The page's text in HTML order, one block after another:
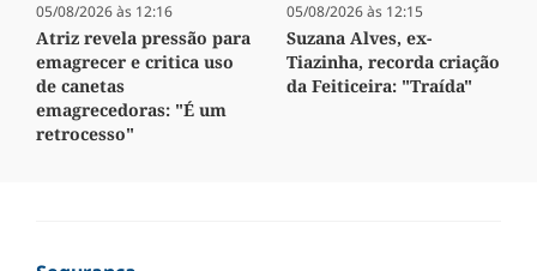
05/08/2026 às 12:16
Atriz revela pressão para
emagrecer e critica uso
de canetas
emagrecedoras: "É um
retrocesso"
05/08/2026 às 12:15
Suzana Alves, ex-
Tiazinha, recorda criação
da Feiticeira: "Traída"